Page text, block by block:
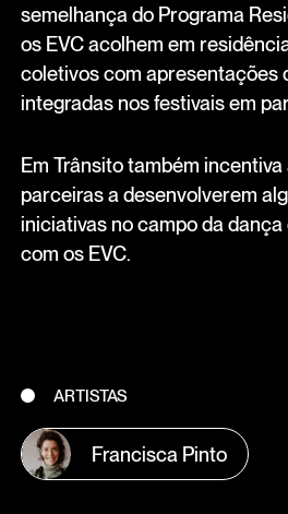
semelhança do Programa
os EVC acolhem em
coletivos com apresentações
integradas nos festivais em
Em Trânsito também
parceiras a desenvolverem
iniciativas no campo da
com os EVC.
ARTISTAS
Francisca Pinto